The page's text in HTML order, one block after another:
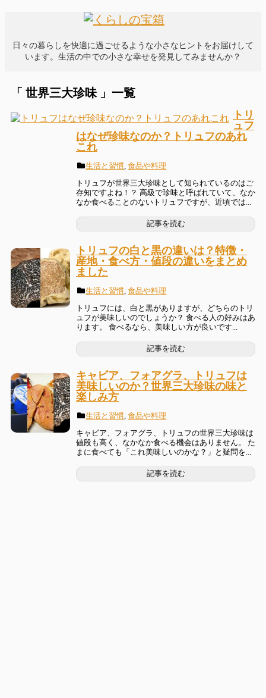
日々の暮らしを快適に過ごせるような小さなヒントをお届けして
います。生活の中での小さな幸せを発見してみませんか？
「 世界三大珍味 」一覧
トリ
ュフ
はなぜ珍味なのか？トリュフのあれ
これ
生活と習慣 ,食品や料理
トリュフが世界三大珍味として知られているのはご
存知ですよね！？ 高級で珍味と呼ばれていて、なか
なか食べることのないトリュフですが、近頃では...
記事を読む
トリュフの白と黒の違いは？特徴・
産地・食べ方・値段の違いをまとめ
ました
生活と習慣 ,食品や料理
トリュフには、白と黒がありますが、どちらのトリ
ュフが美味しいのでしょうか？ 食べる人の好みはあ
ります。 食べるなら、美味しい方が良いです...
記事を読む
キャビア、フォアグラ、トリュフは
美味しいのか？世界三大珍味の味と
楽しみ方
生活と習慣 ,食品や料理
キャビア、フォアグラ、トリュフの世界三大珍味は
値段も高く、なかなか食べる機会はありません。 た
まに食べても「これ美味しいのかな？」と疑問を...
記事を読む